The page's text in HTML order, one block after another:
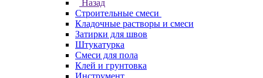
Назад
Строительные смеси
Кладочные растворы и смеси
Затирки для швов
Штукатурка
Смеси для пола
Клей и грунтовка
Инструмент